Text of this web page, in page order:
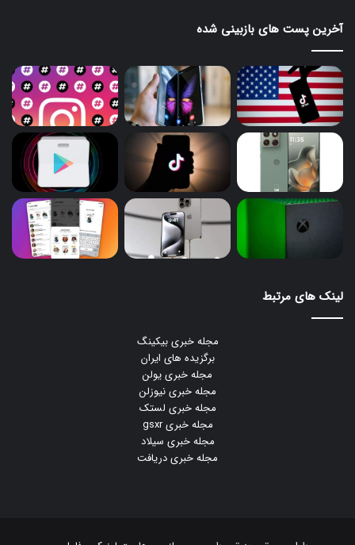
آخرین پست های بازبینی شده
لینک های مرتبط
مجله خبری بیکینگ
برگزیده های ایران
مجله خبری یولن
مجله خبری نیوزلن
مجله خبری لستک
مجله خبری gsxr
مجله خبری سیلاد
مجله خبری دریافت